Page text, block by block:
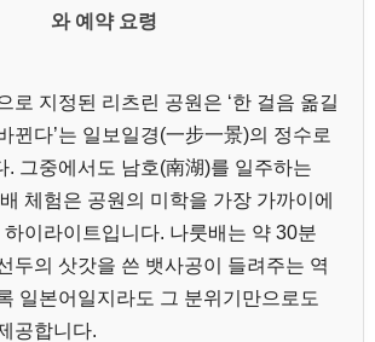
와 예약 요령
로 지정된 리츠린 공원은 ‘한 걸음 옮길
뀐다’는 일보일경(一步一景)의 정수로
. 그중에서도 남호(南湖)를 일주하는
배 체험은 공원의 미학을 가장 가까이에
이라이트입니다. 나룻배는 약 30분
두의 삿갓을 쓴 뱃사공이 들려주는 역
일본어일지라도 그 분위기만으로도
공합니다.